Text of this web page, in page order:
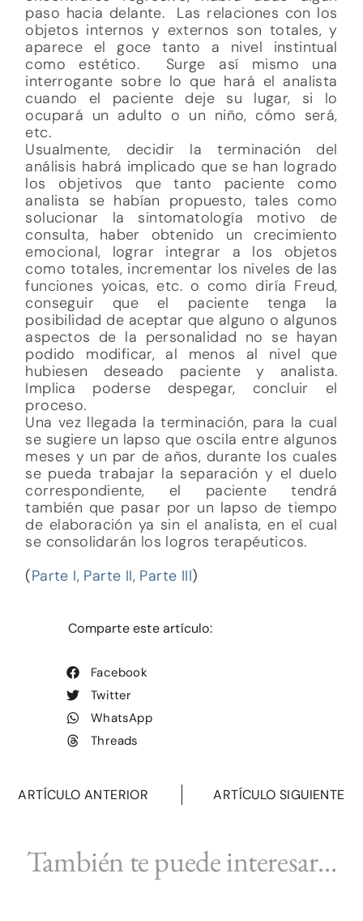
paso hacia delante. Las relaciones con los
objetos internos y externos son totales, y
aparece el goce tanto a nivel instintual
como estético. Surge así mismo una
interrogante sobre lo que hará el analista
cuando el paciente deje su lugar, si lo
ocupará un adulto o un niño, cómo será,
etc.
Usualmente, decidir la terminación del
análisis habrá implicado que se han logrado
los objetivos que tanto paciente como
analista se habían propuesto, tales como
solucionar la sintomatología motivo de
consulta, haber obtenido un crecimiento
emocional, lograr integrar a los objetos
como totales, incrementar los niveles de las
funciones yoicas, etc. o como diría Freud,
conseguir que el paciente tenga la
posibilidad de aceptar que alguno o algunos
aspectos de la personalidad no se hayan
podido modificar, al menos al nivel que
hubiesen deseado paciente y analista.
Implica poderse despegar, concluir el
proceso.
Una vez llegada la terminación, para la cual
se sugiere un lapso que oscila entre algunos
meses y un par de años, durante los cuales
se pueda trabajar la separación y el duelo
correspondiente, el paciente tendrá
también que pasar por un lapso de tiempo
de elaboración ya sin el analista, en el cual
se consolidarán los logros terapéuticos.
(Parte I, Parte II, Parte III)
Comparte este artículo:
Facebook
Twitter
WhatsApp
Threads
ARTÍCULO ANTERIOR ARTÍCULO SIGUIENTE
También te puede interesar...